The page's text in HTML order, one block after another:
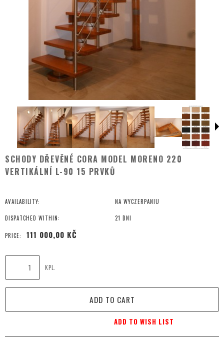
SCHODY DŘEVĚNÉ CORA MODEL MORENO 220
VERTIKÁLNÍ L-90 15 PRVKŮ
AVAILABILITY: NA WYCZERPANIU
DISPATCHED WITHIN: 21 DNI
PRICE: 111 000,00 KČ
KPL.
ADD TO CART
ADD TO WISH LIST